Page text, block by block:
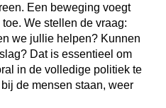
Een beweging voegt
We stellen de vraag:
we jullie helpen? Kunnen
Dat is essentieel om
in de volledige politiek te
de mensen staan, weer